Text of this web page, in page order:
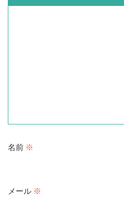
名前 ※
メール ※